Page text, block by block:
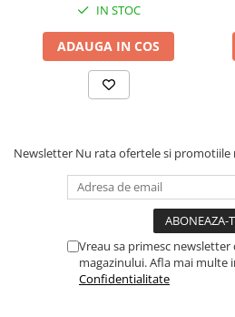
Instrumente Muzicale
Chitare si bass
Claviaturi
Instrumente cu arcus
Instrumente si jucarii pentru copii
Instrumente traditionale
Accesorii DJ
Accesorii Pick-up si Vinyl
IN STOC
ADAUGA IN COS
Newsletter Nu rata ofertele si promotiile
Vreau sa primesc
magazinului. Afla mai multe
Confidentialitate